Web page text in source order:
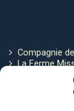
Compagnie
La Ferme
Politique de